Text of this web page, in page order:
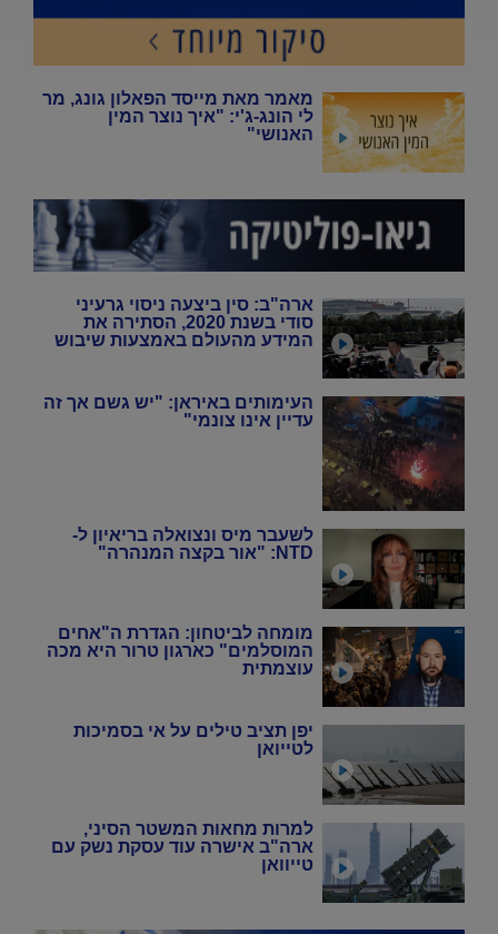
מאמר מאת מייסד הפאלון גונג, מר
לי הונג-ג'י: "איך נוצר המין
האנושי"
ארה"ב: סין ביצעה ניסוי גרעיני
סודי בשנת 2020, הסתירה את
המידע מהעולם באמצעות שיבוש
העימותים באיראן: "יש גשם אך זה
עדיין אינו צונמי"
לשעבר מיס ונצואלה בריאיון ל-
NTD: "אור בקצה המנהרה"
מומחה לביטחון: הגדרת ה"אחים
המוסלמים" כארגון טרור היא מכה
עוצמתית
יפן תציב טילים על אי בסמיכות
לטייואן
למרות מחאות המשטר הסיני,
ארה"ב אישרה עוד עסקת נשק עם
טייוואן